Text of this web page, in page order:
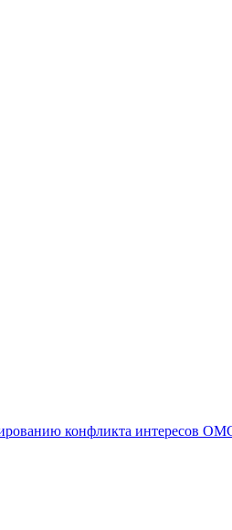
конфликта интересов